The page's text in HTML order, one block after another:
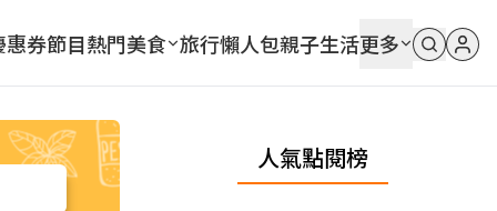
惠券節目熱門美食 旅行懶人包親子生活更多
人氣點閱榜